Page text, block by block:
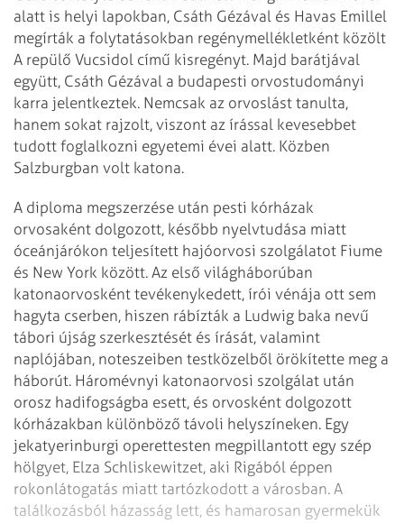
alatt is helyi lapokban, Csáth Gézával és Havas Emillel
megírták a folytatásokban regénymellékletként közölt
A repülő Vucsidol című kisregényt. Majd barátjával
együtt, Csáth Gézával a budapesti orvos­tudományi
karra jelentkeztek. Nemcsak az orvoslást tanulta,
hanem sokat rajzolt, viszont az írással kevesebbet
tudott foglalkozni egyetemi évei alatt. Közben
Salzburgban volt katona.
A diploma megszerzése után pesti kórházak
orvosaként dolgozott, később nyelvtudása miatt
óceánjárókon teljesített hajóorvosi szolgálatot Fiume
és New York között. Az első világháborúban
katonaorvosként tevékenykedett, írói vénája ott sem
hagyta cserben, hiszen rábízták a Ludwig baka nevű
tábori újság szerkesztését és írását, valamint
naplójában, noteszeiben testközelből örökítette meg a
há­borút. Háromévnyi katonaorvosi szolgálat után
orosz hadifogságba esett, és orvosként dolgozott
kórházakban különböző távoli helyszíneken. Egy
jekatyerinburgi operett­esten megpillantott egy szép
hölgyet, Elza Schliskewitz­et, aki Rigából éppen
rokonlátogatás miatt tartózkodott a városban. A
találkozásból házasság lett, és hamarosan gyermekük